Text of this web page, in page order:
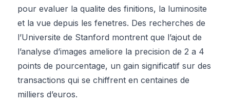
pour evaluer la qualite des finitions, la luminosite
et la vue depuis les fenetres. Des recherches de
l’Universite de Stanford montrent que l’ajout de
l’analyse d’images ameliore la precision de 2 a 4
points de pourcentage, un gain significatif sur des
transactions qui se chiffrent en centaines de
milliers d’euros.